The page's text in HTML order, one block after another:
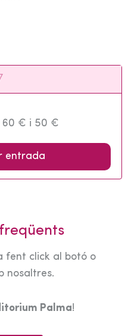
60 € i 50 €
entrada
fent click al botó o
nosaltres.
Palma!